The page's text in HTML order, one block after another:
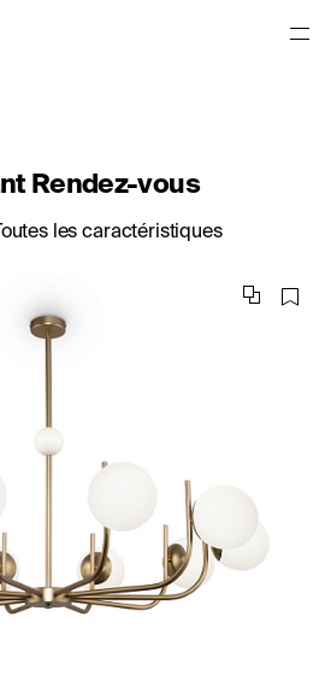
Rendez-vous
les caractéristiques